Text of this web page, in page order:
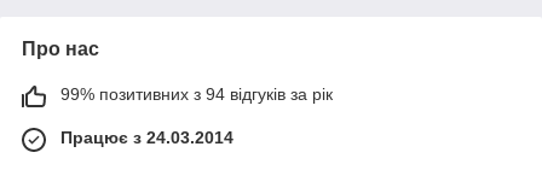
Про нас
99% позитивних з 94 відгуків за рік
Працює з 24.03.2014